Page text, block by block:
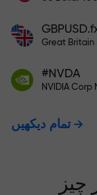
#NVDA
تمام دیکھیں
چیز